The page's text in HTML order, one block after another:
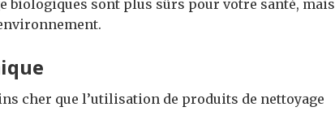
biologiques sont plus sûrs pour votre santé, mais
cher que l’utilisation de produits de nettoyage